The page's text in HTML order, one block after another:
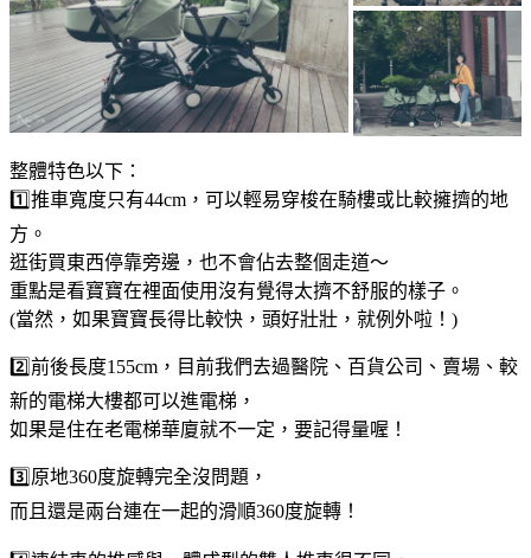
整體特色以下：
1️⃣推車寬度只有44cm，可以輕易穿梭在騎樓或比較擁擠的地
方。
逛街買東西停靠旁邊，也不會佔去整個走道～
重點是看寶寶在裡面使用沒有覺得太擠不舒服的樣子。
(當然，如果寶寶長得比較快，頭好壯壯，就例外啦！)
2️⃣前後長度155cm，目前我們去過醫院、百貨公司、賣場、較
新的電梯大樓都可以進電梯，
如果是住在老電梯華廈就不一定，要記得量喔！
3️⃣原地360度旋轉完全沒問題，
而且還是兩台連在一起的滑順360度旋轉！